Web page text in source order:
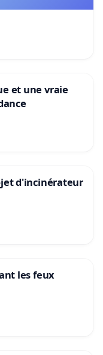
et une vraie
d'incinérateur
les feux